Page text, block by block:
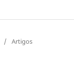
/ Artigos